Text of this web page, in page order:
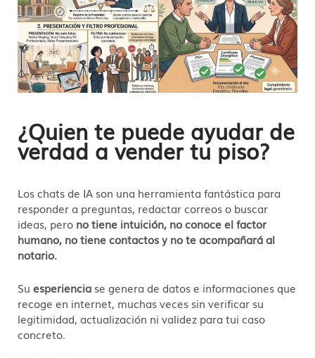
¿Quien te puede ayudar de
verdad a vender tu piso?
Los chats de IA son una herramienta fantástica para
responder a preguntas, redactar correos o buscar
ideas, pero no tiene intuición, no conoce el factor
humano, no tiene contactos y no te acompañará al
notario.
Su esperiencia se genera de datos e informaciones que
recoge en internet, muchas veces sin verificar su
legitimidad, actualización ni validez para tui caso
concreto.